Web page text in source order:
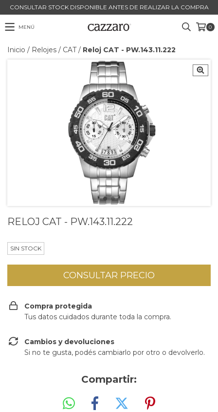
CONSULTAR STOCK DISPONIBLE ANTES DE REALIZAR LA COMPRA
MENÚ 0
Inicio / Relojes / CAT / Reloj CAT - PW.143.11.222
RELOJ CAT - PW.143.11.222
SIN STOCK
Compra protegida
Tus datos cuidados durante toda la compra.
Cambios y devoluciones
Si no te gusta, podés cambiarlo por otro o devolverlo.
Compartir: